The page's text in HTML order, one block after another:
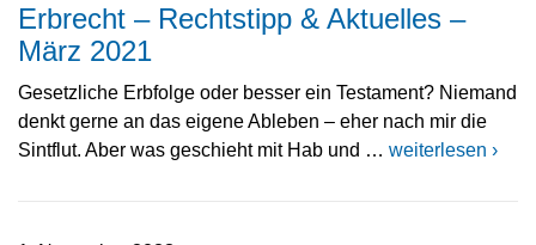
Erbrecht – Rechtstipp & Aktuelles –
März 2021
Gesetzliche Erbfolge oder besser ein Testament? Niemand
denkt gerne an das eigene Ableben – eher nach mir die
Sintflut. Aber was geschieht mit Hab und … weiterlesen ›